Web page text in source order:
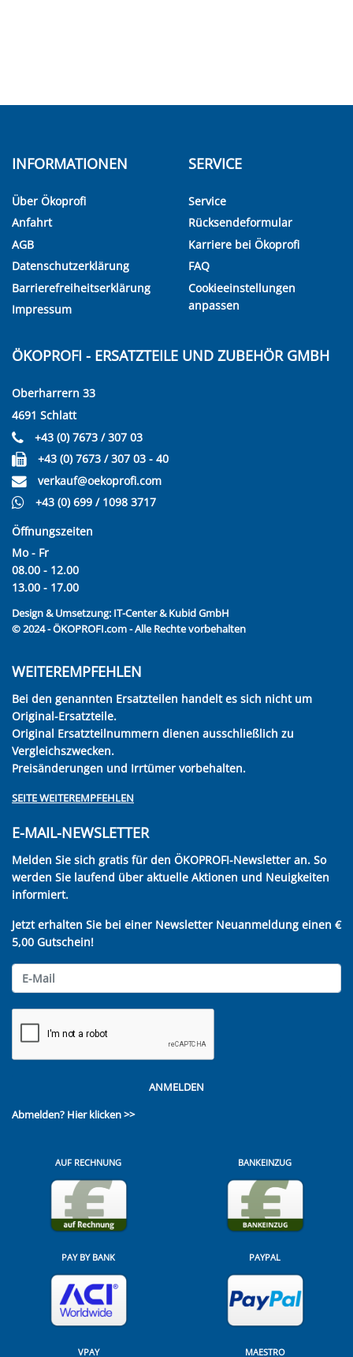
INFORMATIONEN
Über Ökoprofi
Anfahrt
AGB
Datenschutzerklärung
Barrierefreiheitserklärung
Impressum
SERVICE
Service
Rücksendeformular
Karriere bei Ökoprofi
FAQ
Cookieeinstellungen
anpassen
ÖKOPROFI - ERSATZTEILE UND ZUBEHÖR GMBH
Oberharrern 33
4691 Schlatt
+43 (0) 7673 / 307 03
+43 (0) 7673 / 307 03 - 40
verkauf@oekoprofi.com
+43 (0) 699 / 1098 3717
Öffnungszeiten
Mo - Fr
08.00 - 12.00
13.00 - 17.00
Design & Umsetzung: IT-Center & Kubid GmbH
© 2024 - ÖKOPROFI.com - Alle Rechte vorbehalten
WEITEREMPFEHLEN
Bei den genannten Ersatzteilen handelt es sich nicht um
Original-Ersatzteile.
Original Ersatzteilnummern dienen ausschließlich zu
Vergleichszwecken.
Preisänderungen und Irrtümer vorbehalten.
SEITE WEITEREMPFEHLEN
E-MAIL-NEWSLETTER
Melden Sie sich gratis für den ÖKOPROFI-Newsletter an. So
werden Sie laufend über aktuelle Aktionen und Neuigkeiten
informiert.
Jetzt erhalten Sie bei einer Newsletter Neuanmeldung einen €
5,00 Gutschein!
ANMELDEN
Abmelden? Hier klicken >>
AUF RECHNUNG BANKEINZUG
PAY BY BANK PAYPAL
VPAY MAESTRO